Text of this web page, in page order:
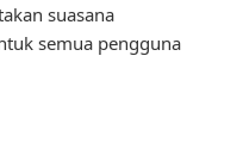
suasana
semua pengguna